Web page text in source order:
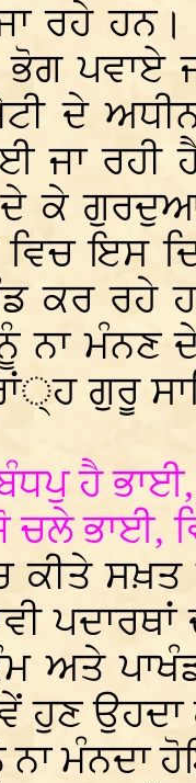
ਰਹੇ
ਪਵਾਏ
ਦੇ
ਜਾ ਰਹੀ
ਕੇ
ਇਸ
ਕਰ ਰਹੇ
ਨਾ
ਗੁਰੂ
ਹੈ
ਭਾਈ,
ਕੀਤੇ
ਪਦਾਰਥਾਂ
ਅਤੇ
ਹੁਣ
ਨਾ